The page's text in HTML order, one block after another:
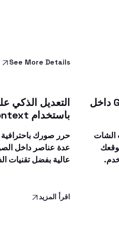
See More Details
دعم Google AdSense داخل
الشات
التعديل الذكي
باستخدام Flux Kontext
حرر صورك باحترافية
عدة عناصر داخل
عالية بفضل تقنيات
اقرأ المزيد